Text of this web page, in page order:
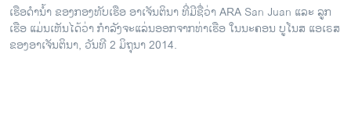
ເຮືອດຳນ້ຳ ຂອງກອງທັບເຮືອ ອາເຈັນຕິນາ ທີ່ມີຊື່ວ່າ ARA San Juan ແລະ ລູກ
ເຮືອ ແມ່ນເຫັນໄດ້ວ່າ ກຳລັງຈະແລ່ນອອກຈາກທ່າເຮືອ ໃນນະຄອນ ບູໂນສ ແອເຣສ
ຂອງອາເຈັນຕິນາ, ວັນທີ 2 ມິຖຸນາ 2014.